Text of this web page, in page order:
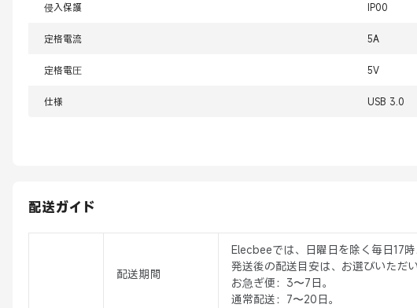
侵入保護 IP00
定格電流 5A
定格電圧 5V
仕様 USB 3.0
配送ガイド
配送期間
Elecbeeでは、日曜日を除く毎日17
発送後の配送目安は、お選びいただ
お急ぎ便：3〜7日。
通常配送：7〜20日。